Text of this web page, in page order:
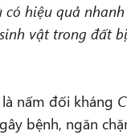
có hiệu quả
vật trong đất
nấm đối kháng
bệnh, ngăn